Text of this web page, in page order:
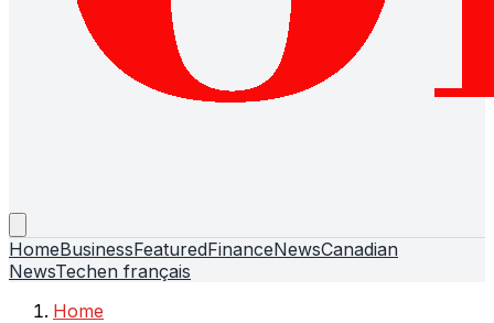
HomeBusinessFeaturedFinanceNewsCanadian
NewsTechen français
Home